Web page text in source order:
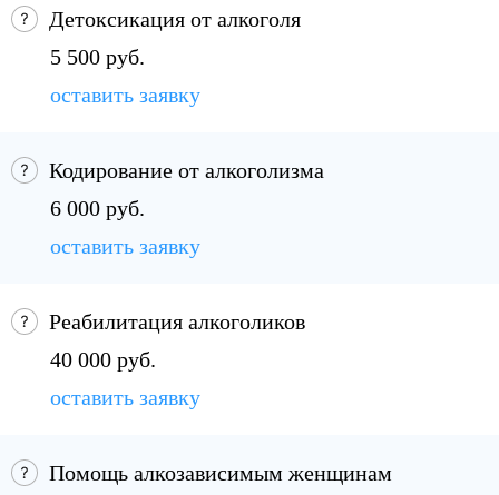
Детоксикация от алкоголя
5 500 руб.
оставить заявку
Кодирование от алкоголизма
6 000 руб.
оставить заявку
Реабилитация алкоголиков
40 000 руб.
оставить заявку
Помощь алкозависимым женщинам